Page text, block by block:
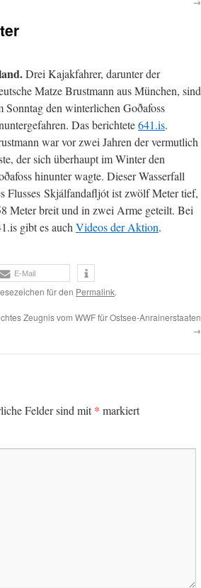
Drei Kajakfahrer, darunter der
Matze Brustmann aus München, sind
Sonntag den winterlichen Goðafoss
Das berichtete641.is.
war vor zwei Jahren der vermutlich
der sich überhaupt im Winter den
hinunter wagte. Dieser Wasserfall
Flusses Skjálfandafljót ist zwölf Meter tief,
Meter breit und in zwei Arme geteilt. Bei
gibt es auch Videos der Aktion.
E-Mail
für den Permalink.
Zeugnis vom WWF für Ostsee-Anrainerstaaten
→
Felder sind mit* markiert